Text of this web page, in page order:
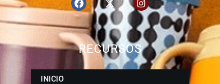
RECURSOS
INICIO